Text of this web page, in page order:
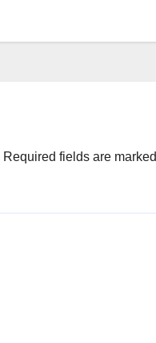
Required fields are marked